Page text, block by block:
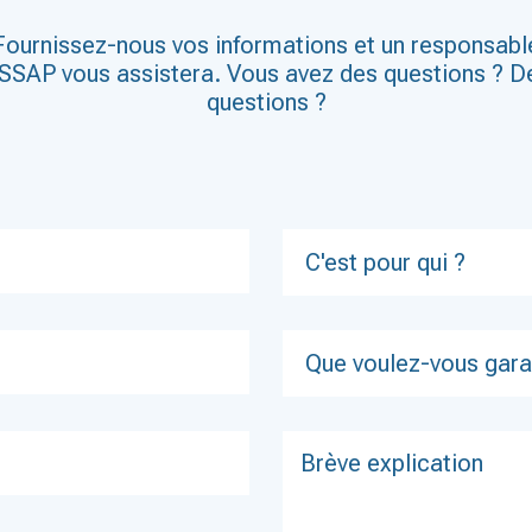
nous vos informations et un
vous assistera. Vous avez des questions ?
questions ?